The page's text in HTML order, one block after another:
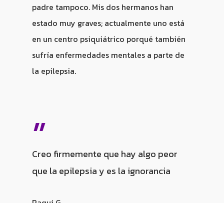
padre tampoco. Mis dos hermanos han
estado muy graves; actualmente uno está
en un centro psiquiátrico porqué también
sufría enfermedades mentales a parte de
la epilepsia.
”
Creo firmemente que hay algo peor
que la epilepsia y es la ignorancia